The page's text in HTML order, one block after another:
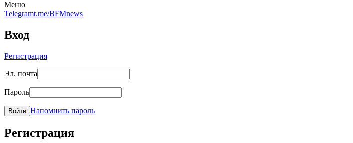
Меню
Telegramt.me/BFMnews
Вход
Регистрация
Эл. почта
Пароль
Войти Напомнить пароль
Регистрация